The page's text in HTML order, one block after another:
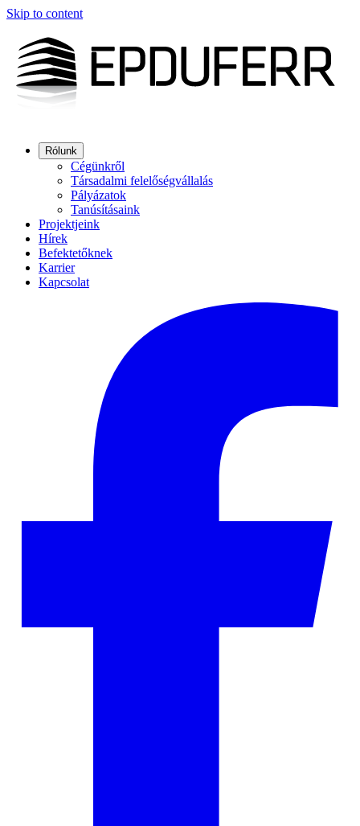
Skip to content
Rólunk
Cégünkről
Társadalmi felelőségvállalás
Pályázatok
Tanúsításaink
Projektjeink
Hírek
Befektetőknek
Karrier
Kapcsolat